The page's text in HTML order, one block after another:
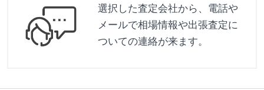
選択した査定会社から、電話や
メールで相場情報や出張査定に
ついての連絡が来ます。